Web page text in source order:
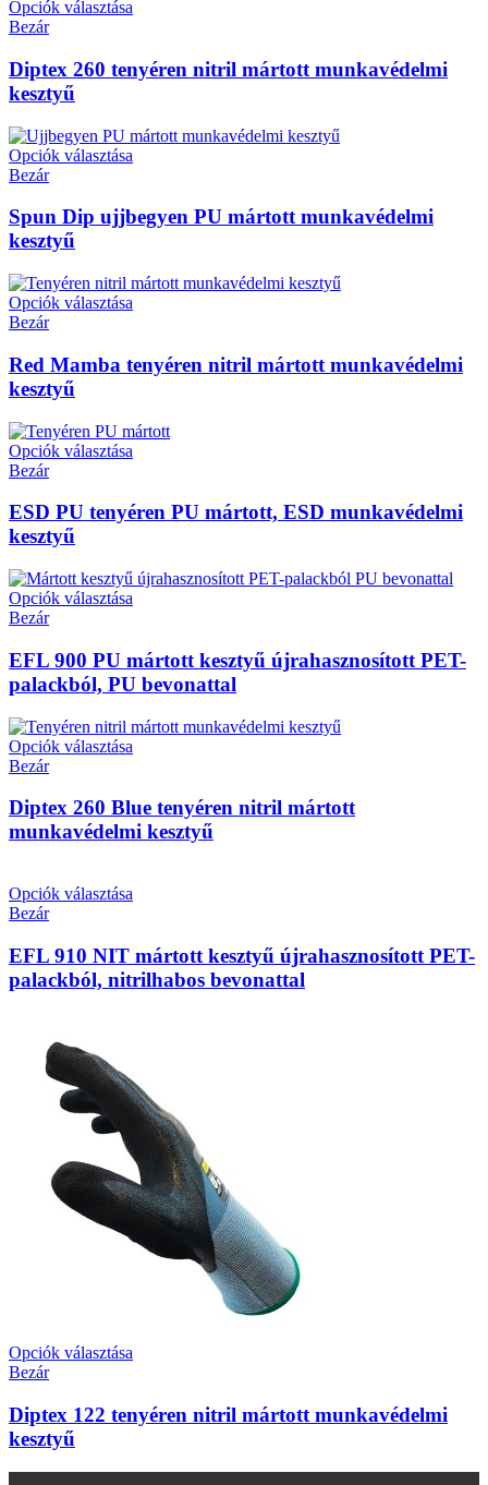
Opciók választása
Bezár
Diptex 260 tenyéren nitril mártott munkavédelmi
kesztyű
Opciók választása
Bezár
Spun Dip ujjbegyen PU mártott munkavédelmi
kesztyű
Opciók választása
Bezár
Red Mamba tenyéren nitril mártott munkavédelmi
kesztyű
Opciók választása
Bezár
ESD PU tenyéren PU mártott, ESD munkavédelmi
kesztyű
Opciók választása
Bezár
EFL 900 PU mártott kesztyű újrahasznosított PET-
palackból, PU bevonattal
Opciók választása
Bezár
Diptex 260 Blue tenyéren nitril mártott
munkavédelmi kesztyű
Opciók választása
Bezár
EFL 910 NIT mártott kesztyű újrahasznosított PET-
palackból, nitrilhabos bevonattal
Opciók választása
Bezár
Diptex 122 tenyéren nitril mártott munkavédelmi
kesztyű